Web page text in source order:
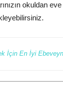
okuldan
İçin En İyi